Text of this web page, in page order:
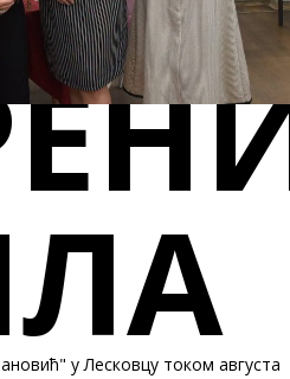
у Лесковцу током августа